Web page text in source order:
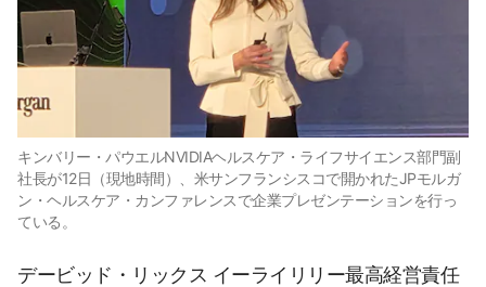
キンバリー・パウエルNVIDIAヘルスケア・ライフサイエンス部門副
社長が12日（現地時間）、米サンフランシスコで開かれたJPモルガ
ン・ヘルスケア・カンファレンスで企業プレゼンテーションを行っ
ている。
デービッド・リックス イーライリリー最高経営責任